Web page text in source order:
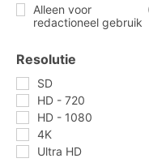
Alleen voor
redactioneel gebruik
Resolutie
SD
HD - 720
HD - 1080
4K
Ultra HD